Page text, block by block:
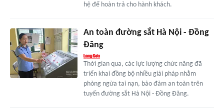
hệ để hoàn trả cho hành khách.
An toàn đường sắt Hà Nội - Đồng
Đăng
Thời gian qua, các lực lượng chức năng đã
triển khai đồng bộ nhiều giải pháp nhằm
phòng ngừa tai nạn, bảo đảm an toàn trên
tuyến đường sắt Hà Nội - Đồng Đăng.